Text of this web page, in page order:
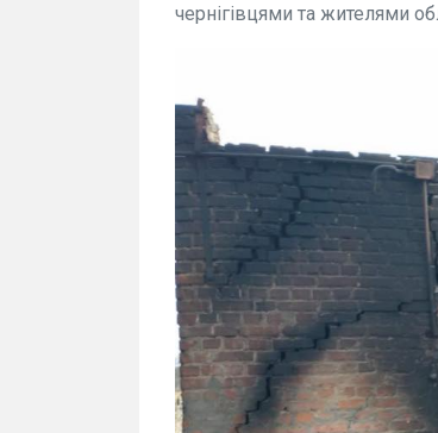
чернігівцями та жителями